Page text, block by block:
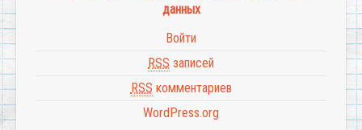
данных
Войти
RSS записей
RSS комментариев
WordPress.org